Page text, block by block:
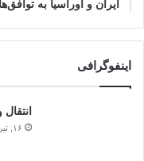
ایران و اوراسیا به
اینفوگرافی
۱۶, تیر, ۱۴۰۵